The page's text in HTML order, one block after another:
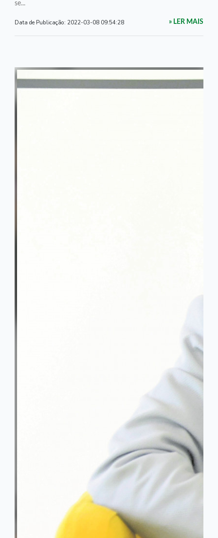
se...
» LER MAIS
Data de Publicação: 2022-03-08 09:54:28